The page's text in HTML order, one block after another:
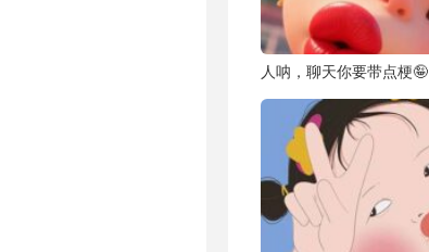
人呐，聊天你要带点梗🤪